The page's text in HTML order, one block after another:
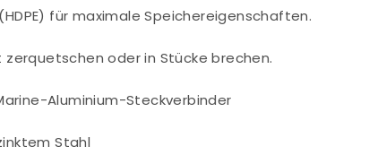
für maximale Speichereigenschaften.
oder in Stücke brechen.
Aluminium-Steckverbinder
Stahl